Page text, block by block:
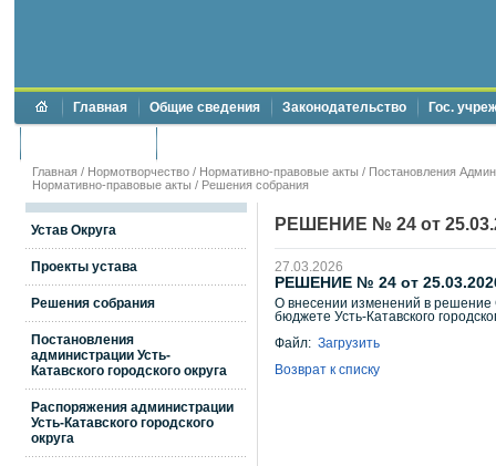
Главная Общие сведения Законодательство Гос.
Главная / Нормотворчество / Нормативно-правовые акты / Постановления
Нормативно-правовые акты / Решения собрания
Устав Округа
Проекты устава
Решения собрания
Постановления
администрации Усть-
Катавского городского округа
Распоряжения администрации
Усть-Катавского городского
округа
РЕШЕНИЕ № 24 от
27.03.2026
РЕШЕНИЕ № 24 от
О внесении изменений в решение
бюджете Усть-Катавского
Файл: Загрузить
Возврат к списку